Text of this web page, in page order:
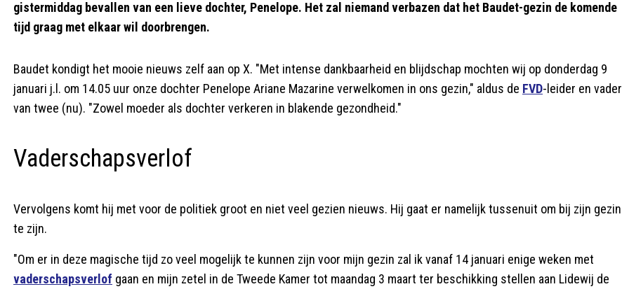
gistermiddag bevallen van een lieve dochter, Penelope. Het zal niemand verbazen dat het Baudet-gezin de komende
tijd graag met elkaar wil doorbrengen.
Baudet kondigt het mooie nieuws zelf aan op X. "Met intense dankbaarheid en blijdschap mochten wij op donderdag 9
januari j.l. om 14.05 uur onze dochter Penelope Ariane Mazarine verwelkomen in ons gezin," aldus de FVD-leider en vader
van twee (nu). "Zowel moeder als dochter verkeren in blakende gezondheid."
Vaderschapsverlof
Vervolgens komt hij met voor de politiek groot en niet veel gezien nieuws. Hij gaat er namelijk tussenuit om bij zijn gezin
te zijn.
"Om er in deze magische tijd zo veel mogelijk te kunnen zijn voor mijn gezin zal ik vanaf 14 januari enige weken met
vaderschapsverlof gaan en mijn zetel in de Tweede Kamer tot maandag 3 maart ter beschikking stellen aan Lidewij de